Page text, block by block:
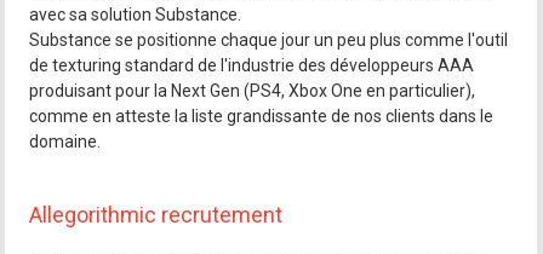
avec sa solution Substance.
Substance se positionne chaque jour un peu plus comme l'outil
de texturing standard de l'industrie des développeurs AAA
produisant pour la Next Gen (PS4, Xbox One en particulier),
comme en atteste la liste grandissante de nos clients dans le
domaine.
Allegorithmic recrutement